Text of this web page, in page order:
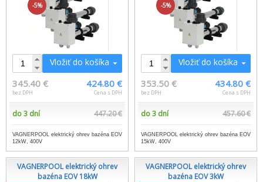
-5%
Vložiť do košíka
345.40 €
bez DPH
424.80 €
Cena s DPH
do 3 dní 447.20 €
VAGNERPOOL elektrický ohrev bazéna EOV
12kW, 400V
-5%
Vložiť do košíka
353.50 €
bez DPH
434.80 €
Cena s DPH
do 3 dní 457.60 €
VAGNERPOOL elektrický ohrev bazéna EOV
15kW, 400V
VAGNERPOOL elektrický ohrev
bazéna EOV 18kW
VAGNERPOOL elektrický ohrev
bazéna EOV 3kW